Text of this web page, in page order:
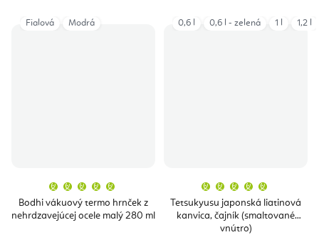
Bodhi vákuový termo hrnček z
nehrdzavejúcej ocele malý 280 ml
produktu
je
5,0
Fialová Modrá
Tetsukyusu japonská liatinová
kanvica, čajník (smaltované
vnútro)
produktu
je
5,0
0,6 l 0,6 l - zelená 1 l 1,2 l